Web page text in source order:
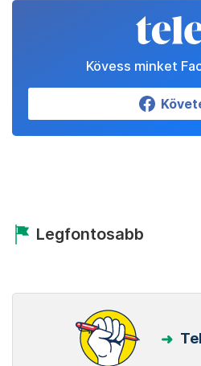
Kövess minket
Legfontosabb